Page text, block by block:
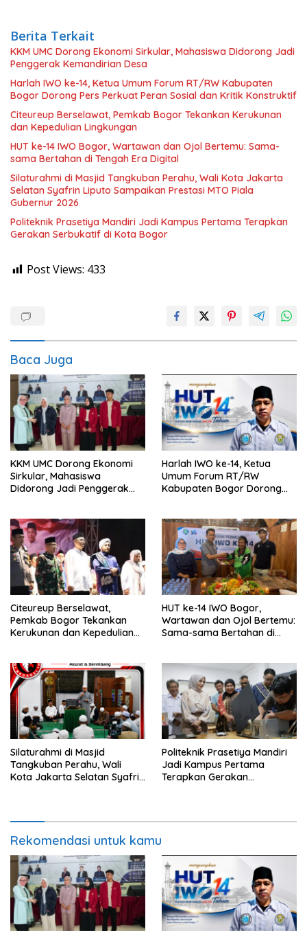
Berita Terkait
KKM UMC Dorong Ekonomi Sirkular, Mahasiswa Didorong Jadi
Penggerak Kemandirian Desa
Harlah IWO ke-14, Ketua Umum Forum RT/RW Kabupaten
Bogor Dorong Pers Perkuat Peran Sosial dan Kritik Konstruktif
Citeureup Berselawat, Pemkab Bogor Tekankan Kerukunan
dan Kepedulian Lingkungan
HUT ke-14 IWO Bogor, Wartawan dan Ojol Bertemu: Sama-
sama Bertahan di Tengah Era Digital
Silaturahmi di Masjid Tangkuban Perahu, Wali Kota Jakarta
Selatan Syafrin Liputo Sampaikan Prestasi MTO Piala
Gubernur 2026
Politeknik Prasetiya Mandiri Jadi Kampus Pertama Terapkan
Gerakan Serbukatif di Kota Bogor
Post Views: 433
Baca Juga
KKM UMC Dorong Ekonomi
Sirkular, Mahasiswa
Didorong Jadi Penggerak
Harlah IWO ke-14, Ketua
Umum Forum RT/RW
Kabupaten Bogor Dorong
Citeureup Berselawat,
Pemkab Bogor Tekankan
Kerukunan dan Kepedulian
HUT ke-14 IWO Bogor,
Wartawan dan Ojol Bertemu:
Sama-sama Bertahan di
Silaturahmi di Masjid
Tangkuban Perahu, Wali
Kota Jakarta Selatan Syafrin
Politeknik Prasetiya Mandiri
Jadi Kampus Pertama
Terapkan Gerakan
Rekomendasi untuk kamu